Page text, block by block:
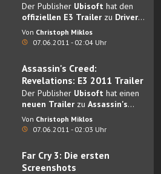
Der Publisher Ubisoft hat den
offiziellen E3 Trailer zu Driver
San Franciscoveröffentlicht.
Von Christoph Miklos
07.06.2011 - 02:04 Uhr
Assassin's Creed:
Revelations: E3 2011 Trailer
Der Publisher Ubisoft hat einen
neuen Trailer zu Assassin's
Creed: Revelations
veröffentlicht.
Von Christoph Miklos
07.06.2011 - 02:03 Uhr
Far Cry 3: Die ersten
Screenshots